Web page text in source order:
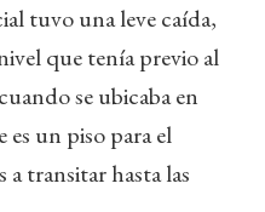
tuvo una leve caída,
que tenía previo al
se ubicaba en
es un piso para el
a transitar hasta las